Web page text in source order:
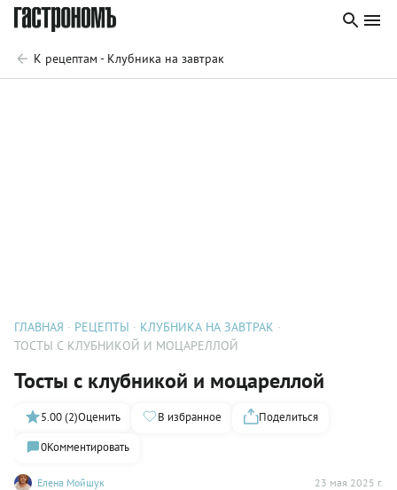
К рецептам - Клубника на завтрак
ГЛАВНАЯ РЕЦЕПТЫ
КЛУБНИКА НА ЗАВТРАК
ТОСТЫ С КЛУБНИКОЙ И МОЦАРЕЛЛОЙ
Тосты с клубникой и моцареллой
Елена Мойшук 23 мая 2025 г.
5.00 (2)Оценить В избранное
Поделиться
0Комментировать